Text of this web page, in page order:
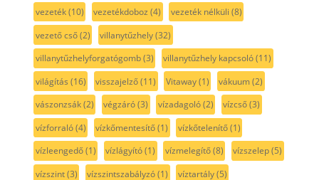
vezeték(10) vezetékdoboz (4) vezeték nélküli (8)
vezető cső(2) villanytűzhely(32)
villanytűzhelyforgatógomb(3) villanytűzhely kapcsoló(11)
világítás (16) visszajelző(11) Vitaway(1) vákuum(2)
vászonzsák(2) végzáró(3) vízadagoló(2) vízcső(3)
vízforraló(4) vízkőmentesítő(1) vízkőtelenítő(1)
vízleengedő(1) vízlágyító(1) vízmelegítő(8) vízszelep(5)
vízszint(3) vízszintszabályzó(1) víztartály(5)